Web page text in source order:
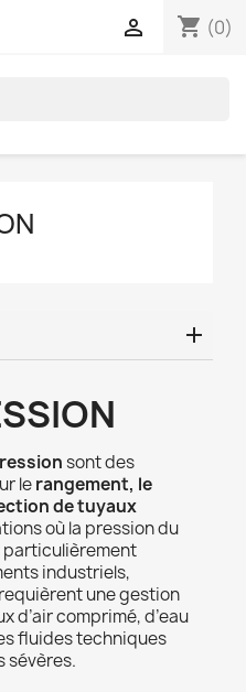
shopping_cart (0)

sont des
lerangement, le
de tuyaux
où la pression du
particulièrement
industriels,
une gestion
d’air comprimé, d’eau
fluides techniques
sévères.